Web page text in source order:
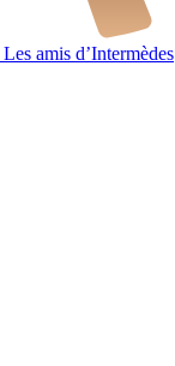
Les amis d’Intermèdes